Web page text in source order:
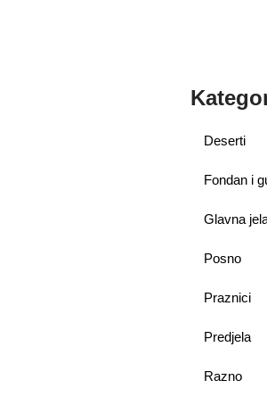
Deserti
Fondan i
Glavna
Posno
Praznici
Predjela
Razno